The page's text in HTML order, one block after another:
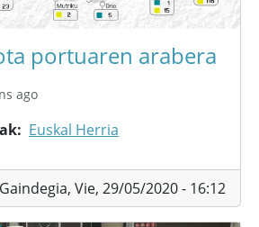
portuaren arabera
ago
Euskal Herria
Gaindegia, Vie, 29/05/2020 - 16:12